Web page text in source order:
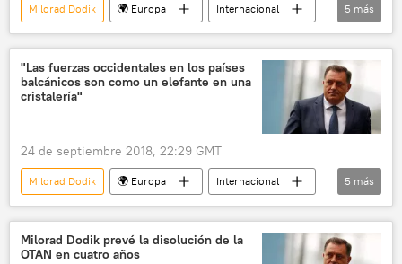
Milorad Dodik 🌍 Europa
Internacional
Bosnia Herzegovina
OTAN
adhesión
rechazo noticias
5 más
"Las fuerzas occidentales en los países
balcánicos son como un elefante en una
cristalería"
24 de septiembre 2018, 22:29 GMT
Milorad Dodik 🌍 Europa
Internacional
Bosnia Herzegovina
República Srpska
autonomía
presión noticias
5 más
Milorad Dodik prevé la disolución de la
OTAN en cuatro años